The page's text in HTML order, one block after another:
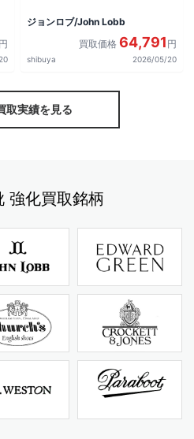
円
ジョンロブ/John Lobb
買取価格 64,791 円
shibuya 2026/05/20
取実績を見る
強化買取銘柄